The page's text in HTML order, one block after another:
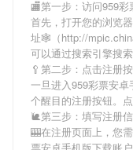
🏬第一步：访问959
首先，打开您的浏览
址🕸（http://
可以通过搜索引擎搜
🥄第二步：点击注册
一旦进入959彩票安卓
个醒目的注册按钮。
🐌第三步：填写注册
🎰在注册页面上，您